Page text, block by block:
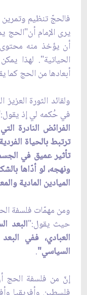
فالحجّ تنظيم وتمرين
يرى الإمام أن"الحج
أن يؤخذ منه محتوى
الحياتية". لهذا
أبعادها من الحج كما
ولقائد الثورة
في حُكمه لي إذ
الفرائض النادرة
ترتبط بالحياة
تأثير عميق في
ونهجه، لو أدّاها
الميادين المادية
ومن مهمّات فلسفة
حيث يقول:"البعد
العبادي، ففي
السياسي".
إنّ من فلسفة الحج